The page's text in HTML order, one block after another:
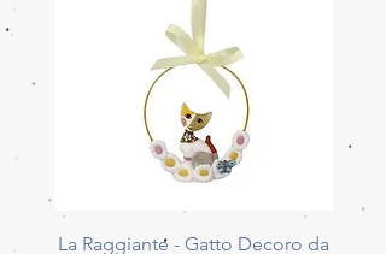
La Raggiante - Gatto Decoro da